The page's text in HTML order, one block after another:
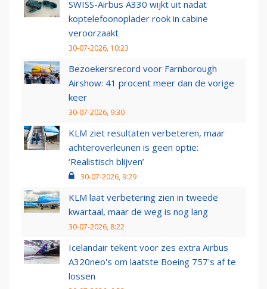
SWISS-Airbus A330 wijkt uit nadat
koptelefoonoplader rook in cabine
veroorzaakt
30-07-2026, 10:23
Bezoekersrecord voor Farnborough
Airshow: 41 procent meer dan de vorige
keer
30-07-2026, 9:30
KLM ziet resultaten verbeteren, maar
achteroverleunen is geen optie:
‘Realistisch blijven’
30-07-2026, 9:29
KLM laat verbetering zien in tweede
kwartaal, maar de weg is nog lang
30-07-2026, 8:22
Icelandair tekent voor zes extra Airbus
A320neo's om laatste Boeing 757's af te
lossen